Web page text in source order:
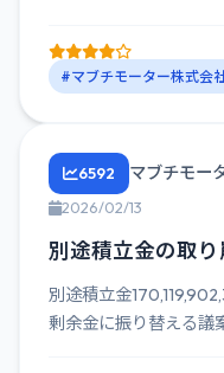
#マブチモーター株式会
6592 マブチモー
2026/02/13
別途積立金の取
別途積立金
剰余金に振り替える議